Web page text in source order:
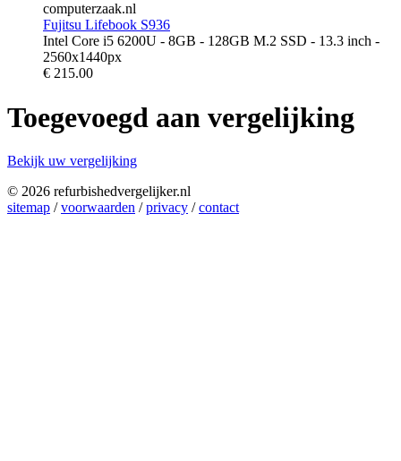
computerzaak.nl
Fujitsu Lifebook S936
Intel Core i5 6200U - 8GB - 128GB M.2 SSD - 13.3 inch -
2560x1440px
€ 215.00
Toegevoegd aan vergelijking
Bekijk uw vergelijking
© 2026 refurbishedvergelijker.nl
sitemap /voorwaarden /privacy /contact